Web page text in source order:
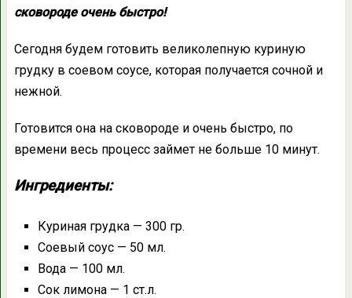
сковороде очень быстро!
Сегодня будем готовить великолепную куриную
грудку в соевом соусе, которая получается сочной и
нежной.
Готовится она на сковороде и очень быстро, по
времени весь процесс займет не больше 10 минут.
Ингредиенты:
Куриная грудка — 300 гр.
Соевый соус — 50 мл.
Вода — 100 мл.
Сок лимона — 1 ст.л.